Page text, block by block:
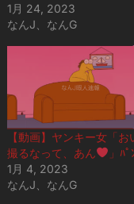
1月 24, 2023
なんJ、なんG
【動画】ヤンキー女「お
撮るなって、あん
」ﾊ
1月 4, 2023
なんJ、なんG